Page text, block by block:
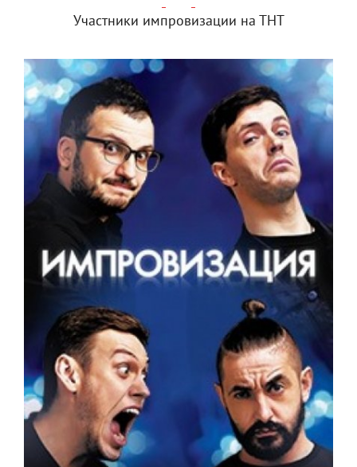
Участники импровизации на ТНТ